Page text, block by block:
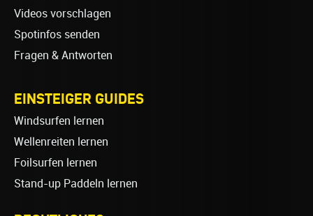
Videos vorschlagen
Spotinfos senden
Fragen & Antworten
EINSTEIGER GUIDES
Windsurfen lernen
Wellenreiten lernen
Foilsurfen lernen
Stand-up Paddeln lernen